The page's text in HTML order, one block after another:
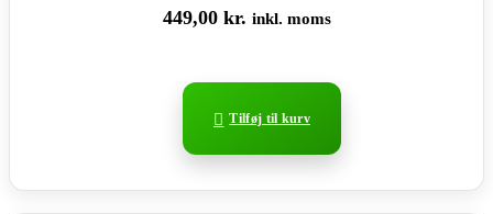
449,00 kr. inkl. moms
Tilføj til kurv